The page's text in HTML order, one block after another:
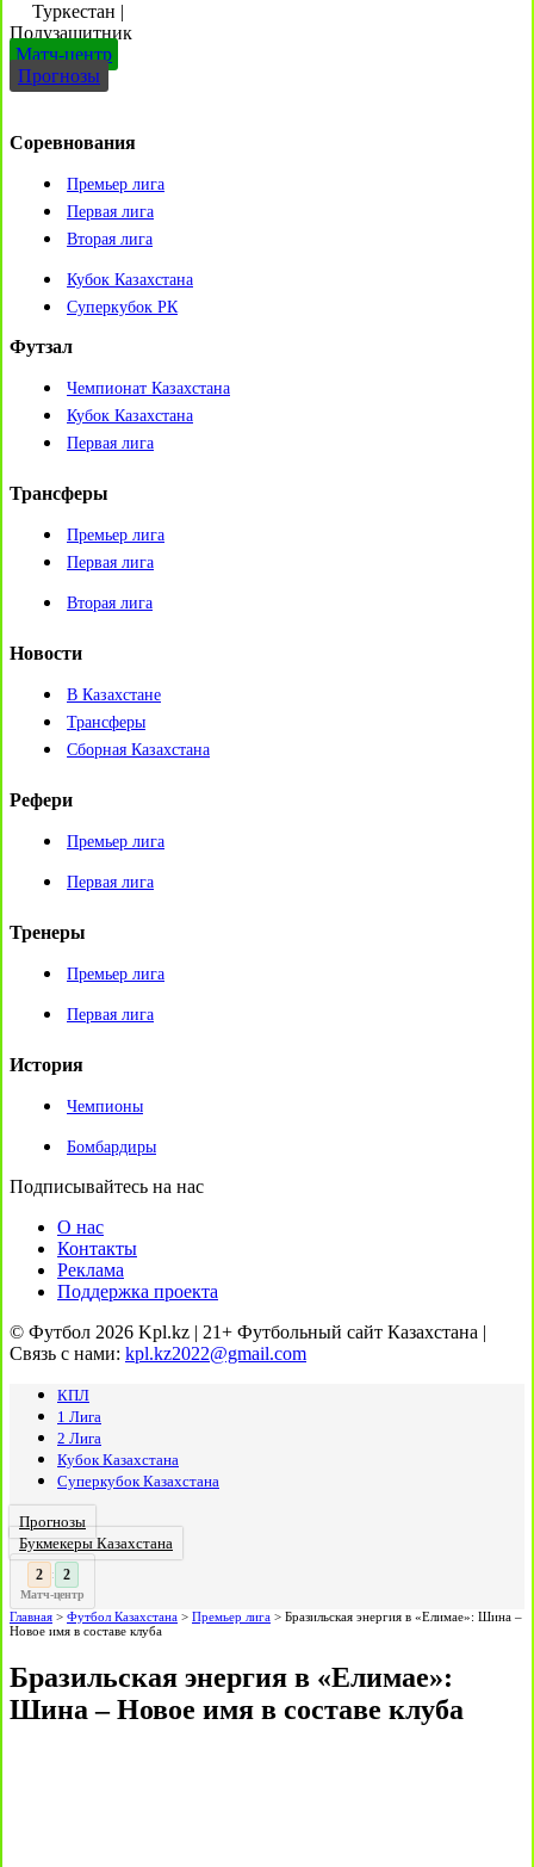
Туркестан |
Полузащитник
Матч-центр
Прогнозы
Соревнования
Премьер лига
Первая лига
Вторая лига
Кубок Казахстана
Суперкубок РК
Футзал
Чемпионат Казахстана
Кубок Казахстана
Первая лига
Трансферы
Премьер лига
Первая лига
Вторая лига
Новости
В Казахстане
Трансферы
Сборная Казахстана
Рефери
Премьер лига
Первая лига
Тренеры
Премьер лига
Первая лига
История
Чемпионы
Бомбардиры
Подписывайтесь на нас
О нас
Контакты
Реклама
Поддержка проекта
© Футбол 2026 Kpl.kz | 21+ Футбольный сайт Казахстана |
Связь с нами: kpl.kz2022@gmail.com
КПЛ
1 Лига
2 Лига
Кубок Казахстана
Суперкубок Казахстана
Прогнозы
Букмекеры Казахстана
3 : 2
Матч-центр
Главная > Футбол Казахстана > Премьер лига > Бразильская энергия в «Елимае»: Шина –
Новое имя в составе клуба
Бразильская энергия в «Елимае»:
Шина – Новое имя в составе клуба